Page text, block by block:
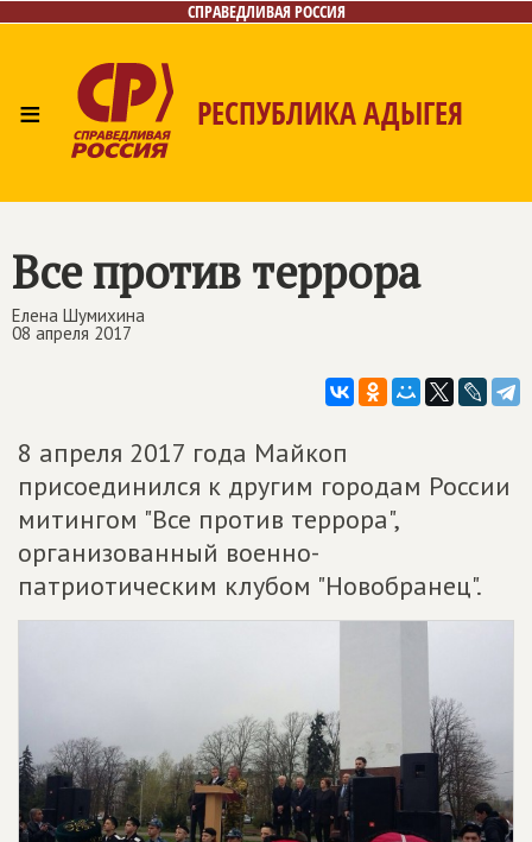
СПРАВЕДЛИВАЯ РОССИЯ
≡ РЕСПУБЛИКА АДЫГЕЯ
Все против террора
Елена Шумихина
08 апреля 2017
8 апреля 2017 года Майкоп
присоединился к другим городам России
митингом "Все против террора",
организованный военно-
патриотическим клубом "Новобранец".